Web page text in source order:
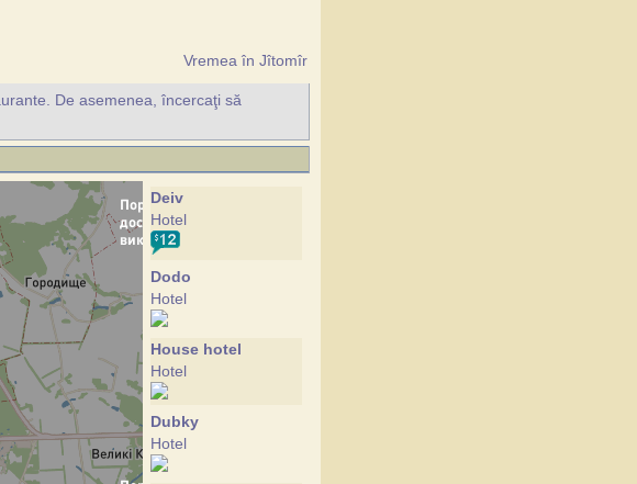
Vremea în Jîtomîr
De asemenea, încercaţi să
Deiv
Hotel
Dodo
Hotel
House hotel
Hotel
Dubky
Hotel